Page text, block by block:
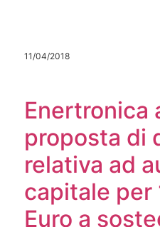
11/04/2018
Enertronica
proposta di
relativa ad
capitale per
Euro a